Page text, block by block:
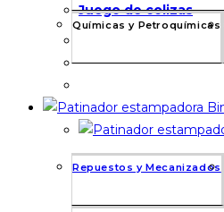
Químicas y Petroquímicas
Repuestos y Mecanizados
Juego de colizas